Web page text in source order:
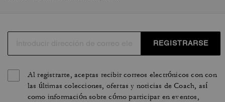
REGISTRARSE
Al registrarte, aceptas recibir correos electrónicos con con
las últimas colecciones, ofertas y noticias de Coach, así
como información sobre cómo participar en eventos,